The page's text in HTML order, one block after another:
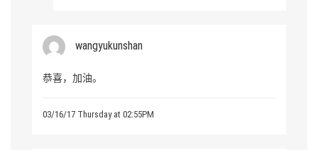
wangyukunshan
恭喜，加油。
03/16/17 Thursday at 02:55PM